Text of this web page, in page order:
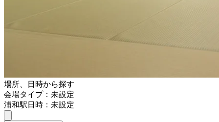
場所、日時から探す
会場タイプ：未設定
浦和駅日時：未設定